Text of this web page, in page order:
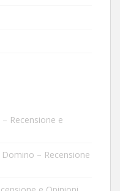
Recensione e
Domino – Recensione